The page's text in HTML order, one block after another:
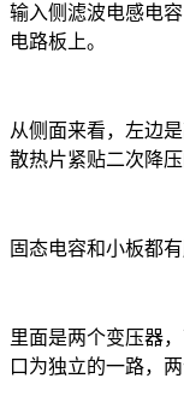
输入侧滤波电感电
电路板上。
从侧面来看，左边
散热片紧贴二次降压
固态电容和小板都
里面是两个变压器
口为独立的一路，